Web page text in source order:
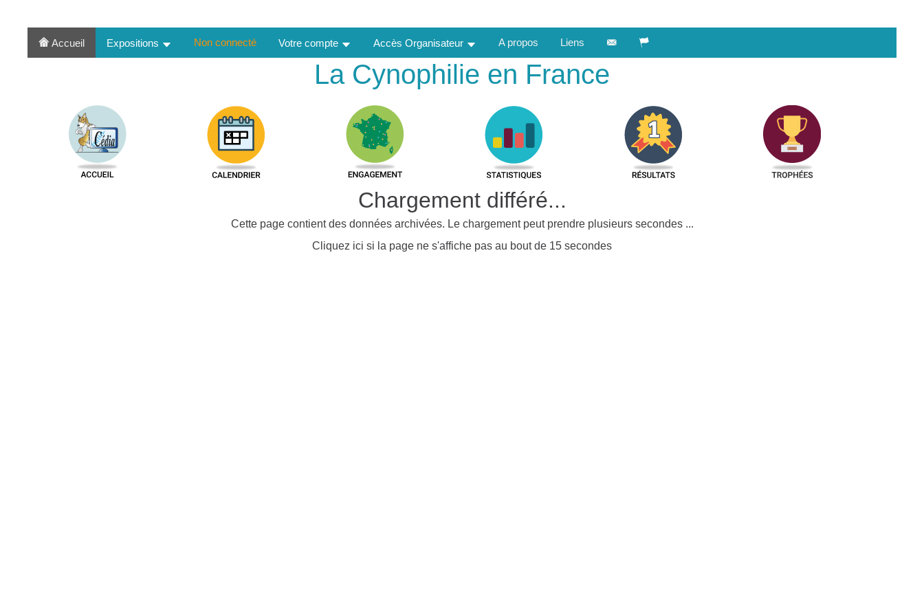
Accueil Expositions Non connecté Votre compte Accès Organisateur A propos Liens
La Cynophilie en France
Chargement différé...
Cette page contient des données archivées. Le chargement peut prendre plusieurs secondes ...
Cliquez ici si la page ne s'affiche pas au bout de 15 secondes